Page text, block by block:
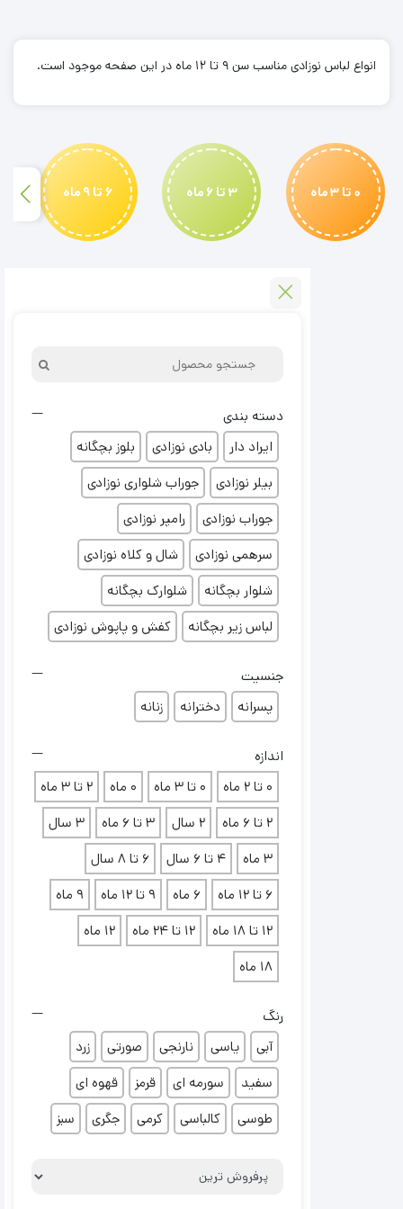
12
انواع لباس نوزادی مناسب سن 9 تا 12 ماه در این صفحه موجود است.
0 تا 3 ماه 3 تا 6 ماه 6 تا 9 ماه
دسته بندی
ایراد دار
بادی نوزادی
بلوز بچگانه
بیلر نوزادی
جوراب شلواری نوزادی
جوراب نوزادی
رامپر نوزادی
سرهمی نوزادی
شال و کلاه نوزادی
شلوار بچگانه
شلوارک بچگانه
لباس زیر بچگانه
کفش و پاپوش نوزادی
جنسیت
پسرانه
دخترانه زنانه
اندازه
0 تا 2 ماه
0 تا 3 ماه 0 ماه
2 تا 3 ماه
2 تا 6 ماه
2 سال 3 تا 6 ماه
3 سال
3 ماه
4 تا 6 سال
6 تا 8 سال
6 تا 12 ماه
6 ماه 9 تا 12 ماه
9 ماه
12 تا 18 ماه
12 تا 24 ماه
12 ماه
18 ماه
رنگ
آبی
یاسی نارنجی صورتی
زرد
سفید
سورمه ای قرمز
قهوه ای
طوسی
کالباسی کرمی جگری سبز
Sort Products